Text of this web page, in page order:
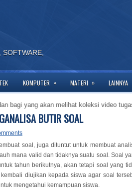
KOMPUTER » MATERI » LAINNYA
akan melihat koleksi video tugas
BUTIR SOAL
soal, juga dituntut untuk membuat
mana valid dan tidaknya suatu soal. Soal
tahun berikutnya, akan tetapi soal yang
diujikan kepada siswa agar soal
mengetahui kemampuan siswa.